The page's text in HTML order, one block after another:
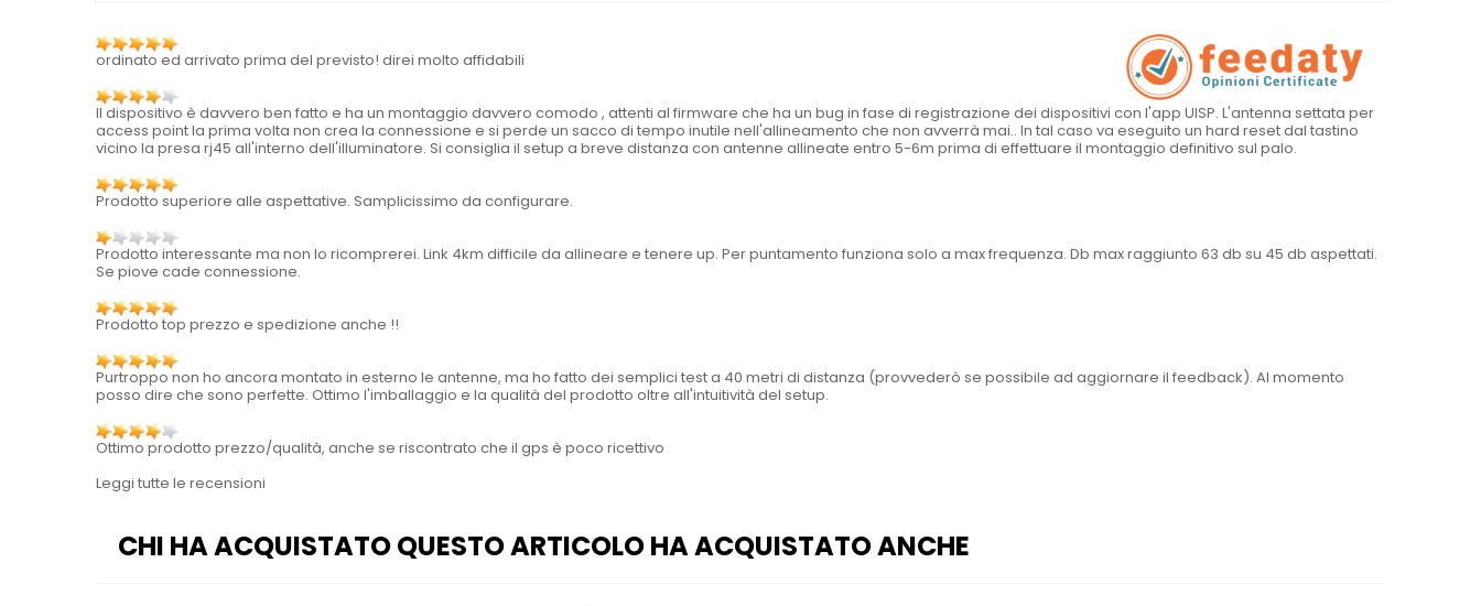
ordinato ed arrivato prima del previsto! direi molto affidabili
Il dispositivo è davvero ben fatto e ha un montaggio davvero comodo , attenti al firmware che ha un bug in fase di registrazione dei dispositivi con l'app UISP. L'antenna settata per
access point la prima volta non crea la connessione e si perde un sacco di tempo inutile nell'allineamento che non avverrà mai.. In tal caso va eseguito un hard reset dal tastino
vicino la presa rj45 all'interno dell'illuminatore. Si consiglia il setup a breve distanza con antenne allineate entro 5-6m prima di effettuare il montaggio definitivo sul palo.
Prodotto superiore alle aspettative. Samplicissimo da configurare.
Prodotto interessante ma non lo ricomprerei. Link 4km difficile da allineare e tenere up. Per puntamento funziona solo a max frequenza. Db max raggiunto 63 db su 45 db aspettati.
Se piove cade connessione.
Prodotto top prezzo e spedizione anche !!
Purtroppo non ho ancora montato in esterno le antenne, ma ho fatto dei semplici test a 40 metri di distanza (provvederò se possibile ad aggiornare il feedback). Al momento
posso dire che sono perfette. Ottimo l'imballaggio e la qualità del prodotto oltre all'intuitività del setup.
Ottimo prodotto prezzo/qualità, anche se riscontrato che il gps è poco ricettivo
Leggi tutte le recensioni
CHI HA ACQUISTATO QUESTO ARTICOLO HA ACQUISTATO ANCHE